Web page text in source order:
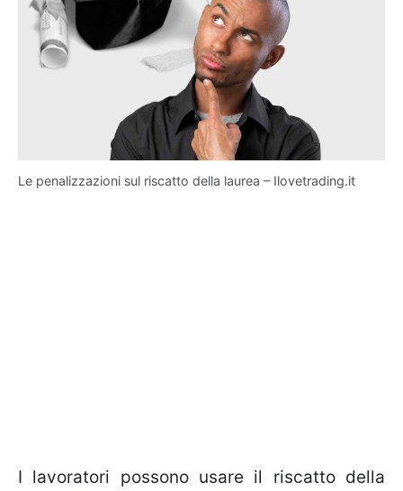
Le penalizzazioni sul riscatto della laurea – Ilovetrading.it
I lavoratori possono usare il riscatto della